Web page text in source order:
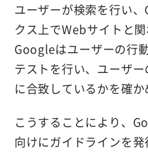
ユーザーが検索を行い
クス上でWebサイトと関
Googleはユーザーの行
テストを行い、ユーザ
に合致しているかを確か
こうすることにより、
向けにガイドラインを